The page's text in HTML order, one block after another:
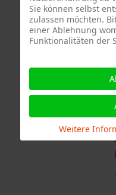
Quelle Fotos:
Freiwillige Feuerwehr
Sie können selbst
zulassen möchten.
einer Ablehnung
Funktionalitäten der
Weitere